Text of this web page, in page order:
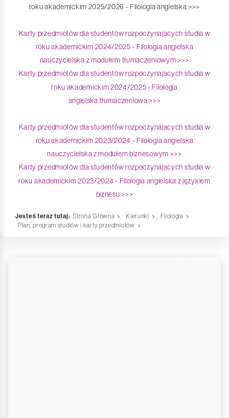
roku akademickim 2025/2026 - Filologia angielska >>>
Karty przedmiotów dla studentów rozpoczynajacych studia w
roku akademickim 2024/2025 - Filologia angielska
nauczycielska z modułem tłumaczeniowym >>>
Karty przedmiotów dla studentówrozpoczynajacych studia w
roku akademickim 2024/2025 - Filologia
angielska tłumaczeniowa >>>
Karty przedmiotów dla studentów rozpoczynajacych studia w
roku akademickim 2023/2024 - Filologia angielska
nauczycielska z modułem biznesowym >>>
Karty przedmiotów dla studentówrozpoczynajacych studia w
roku akademickim 2023/2024 - Filologia angielska z językiem
biznesu >>>
Jesteś teraz tutaj: Strona Główna Kierunki
Filologia
Plan, program studiów i karty przedmiotów